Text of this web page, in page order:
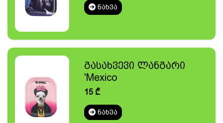
ᲜᲐᲮᲕᲐ
გასახვევი ლანგარი
'Mexico
15 ₾
ᲜᲐᲮᲕᲐ